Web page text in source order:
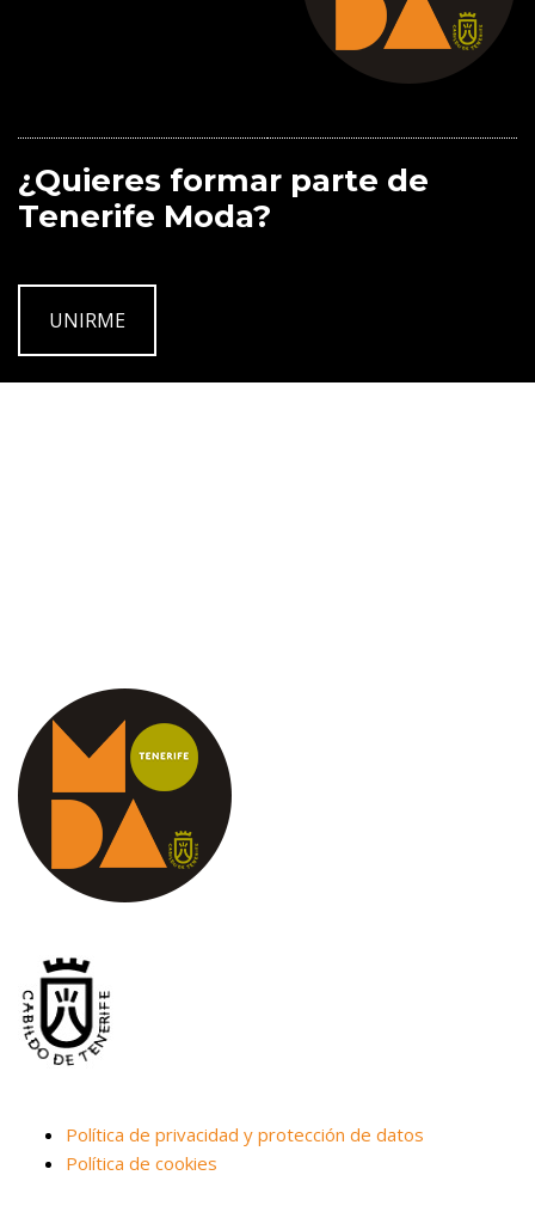
¿Quieres formar parte de
Tenerife Moda?
UNIRME
Política de privacidad y protección de datos
Política de cookies